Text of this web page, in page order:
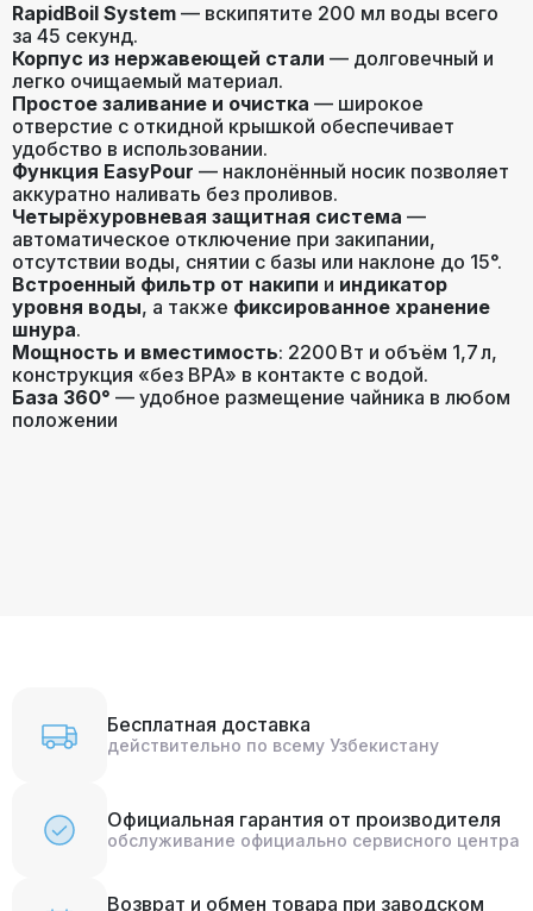
RapidBoil System — вскипятите 200 мл воды всего
за 45 секунд.
Корпус из нержавеющей стали — долговечный и
легко очищаемый материал.
Простое заливание и очистка — широкое
отверстие с откидной крышкой обеспечивает
удобство в использовании.
Функция EasyPour — наклонённый носик позволяет
аккуратно наливать без проливов.
Четырёхуровневая защитная система —
автоматическое отключение при закипании,
отсутствии воды, снятии с базы или наклоне до 15°.
Встроенный фильтр от накипи и индикатор
уровня воды, а также фиксированное хранение
шнура.
Мощность и вместимость: 2200 Вт и объём 1,7 л,
конструкция «без BPA» в контакте с водой.
База 360° — удобное размещение чайника в любом
положении
Бесплатная доставка
действительно по всему Узбекистану
Официальная гарантия от производителя
обслуживание официально сервисного центра
Возврат и обмен товара при заводском